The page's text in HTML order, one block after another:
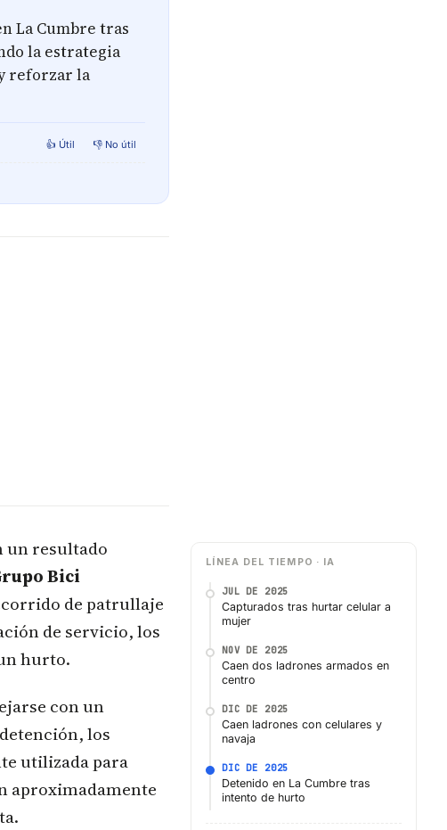
La Cumbre tras
la estrategia
reforzar la
👍 Útil 👎 No útil
un resultado
Bici
de patrullaje
de servicio, los
hurto.
con un
los
utilizada para
aproximadamente
LÍNEA DEL TIEMPO · IA
JUL DE 2025
Capturados tras hurtar celular a
mujer
NOV DE 2025
Caen dos ladrones armados en
centro
DIC DE 2025
Caen ladrones con celulares y
navaja
DIC DE 2025
Detenido en La Cumbre tras
intento de hurto